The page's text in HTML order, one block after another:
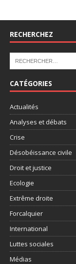
RECHERCHEZ
CATÉGORIES
Actualités
Analyses et débats
Crise
Désobéissance civile
Droit et justice
Ecologie
Extrême droite
Forcalquier
International
Luttes sociales
Médias